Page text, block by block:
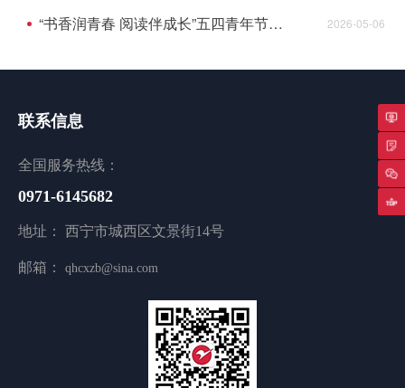
“书香润青春 阅读伴成长”五四青年节图书分享活动 2026-05-06
联系信息
全国服务热线：
0971-6145682
地址： 西宁市城西区文景街14号
邮箱： qhcxzb@sina.com
专
返